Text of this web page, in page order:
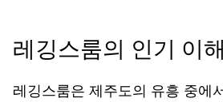
레깅스룸의 인기 이
레깅스룸은 제주도의 유흥 중에